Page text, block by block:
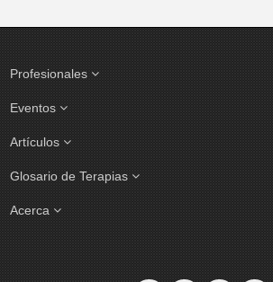
Profesionales
Eventos
Artículos
Glosario de Terapias
Acerca